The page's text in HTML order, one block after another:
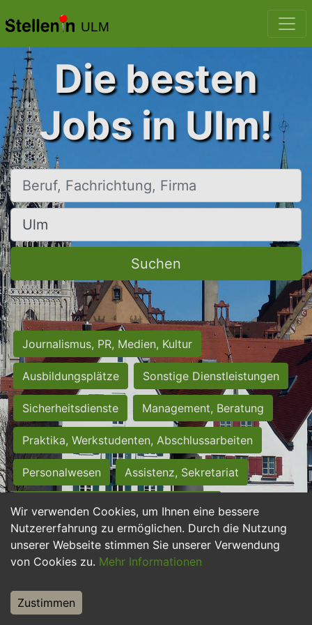
ULM
Wir verwenden Cookies, um Ihnen eine bessere
Nutzererfahrung zu ermöglichen. Durch die Nutzung
unserer Webseite stimmen Sie unserer Verwendung
von Cookies zu. Mehr Informationen
Zustimmen
Die besten
Jobs in Ulm!
Beruf, Fachrichtung, Firma
Ort, Stadt
Suchen
Journalismus, PR, Medien, Kultur
Ausbildungsplätze Sonstige Dienstleistungen
Sicherheitsdienste Management, Beratung
Praktika, Werkstudenten, Abschlussarbeiten
Personalwesen Assistenz, Sekretariat
Hilfskräfte, Aushilfs- und Nebenjobs
Einkauf, Logistik, Materialwirtschaft
Weiterbildung, Studium, duale Ausbildung
Tourismus